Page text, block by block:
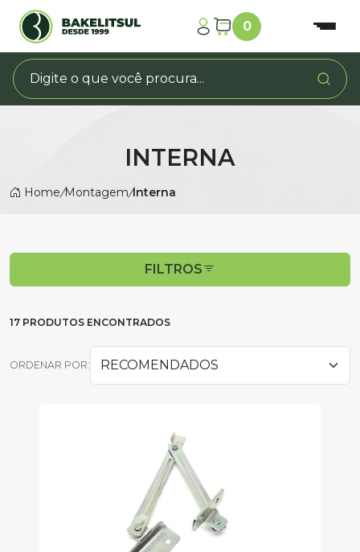
0
INTERNA
Home/Montagem/Interna
FILTROS
17 PRODUTOS ENCONTRADOS
ORDENAR POR: